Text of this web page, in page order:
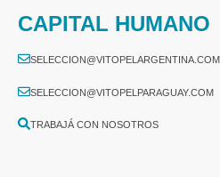
CAPITAL HUMANO
SELECCION@VITOPELARGENTINA.COM
SELECCION@VITOPELPARAGUAY.COM
TRABAJÁ CON NOSOTROS